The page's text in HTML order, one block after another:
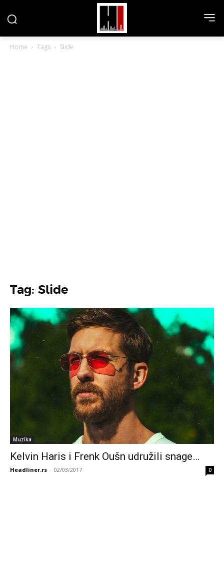
Home Tags Slide
Tag: Slide
Muzika
Kelvin Haris i Frenk Oušn udružili snage…
Headliner.rs - 02/03/2017 0